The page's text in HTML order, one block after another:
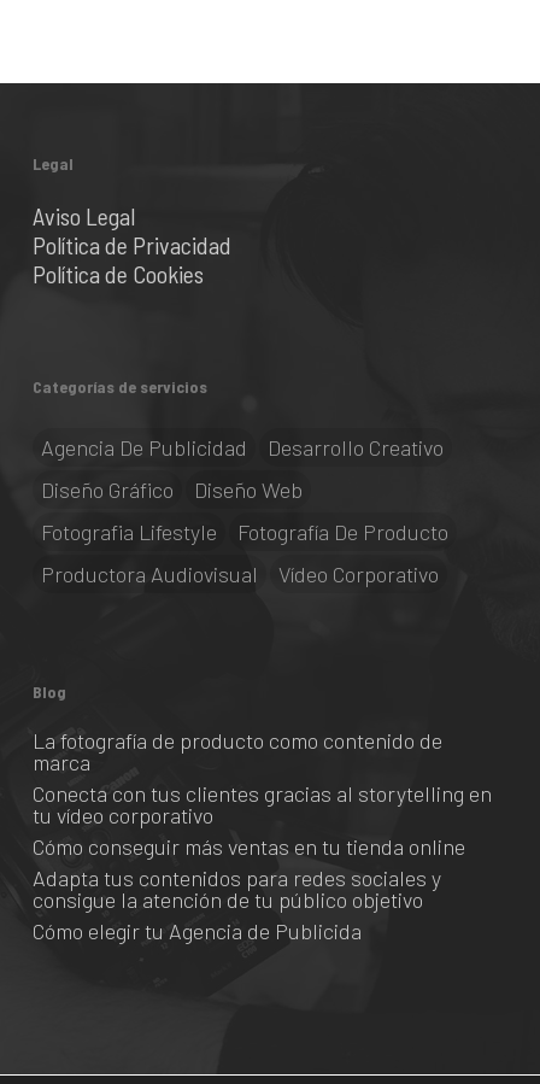
Legal
Aviso Legal
Política de Privacidad
Política de Cookies
Categorías de servicios
Agencia De Publicidad
Desarrollo Creativo
Diseño Gráfico
Diseño Web
Fotografia Lifestyle
Fotografía De Producto
Productora Audiovisual
Vídeo Corporativo
Blog
La fotografía de producto como contenido de
marca
Conecta con tus clientes gracias al storytelling en
tu vídeo corporativo
Cómo conseguir más ventas en tu tienda online
Adapta tus contenidos para redes sociales y
consigue la atención de tu público objetivo
Cómo elegir tu Agencia de Publicida